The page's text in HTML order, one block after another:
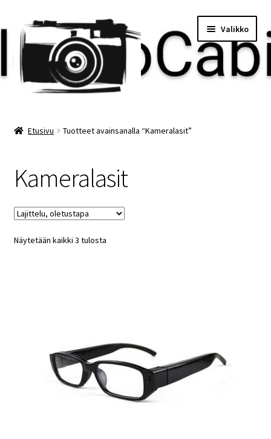
Siirry
navigointiin
Siirry
sisältöön
Valikko
Minun tilini
Ostoskori
Etusivu Tuotteet avainsanalla “Kameralasit”
Kameralasit
Näytetään kaikki 3 tulosta